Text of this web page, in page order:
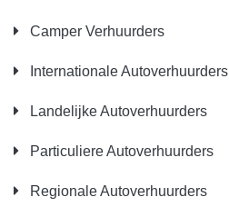
Camper Verhuurders
Internationale Autoverhuurders
Landelijke Autoverhuurders
Particuliere Autoverhuurders
Regionale Autoverhuurders